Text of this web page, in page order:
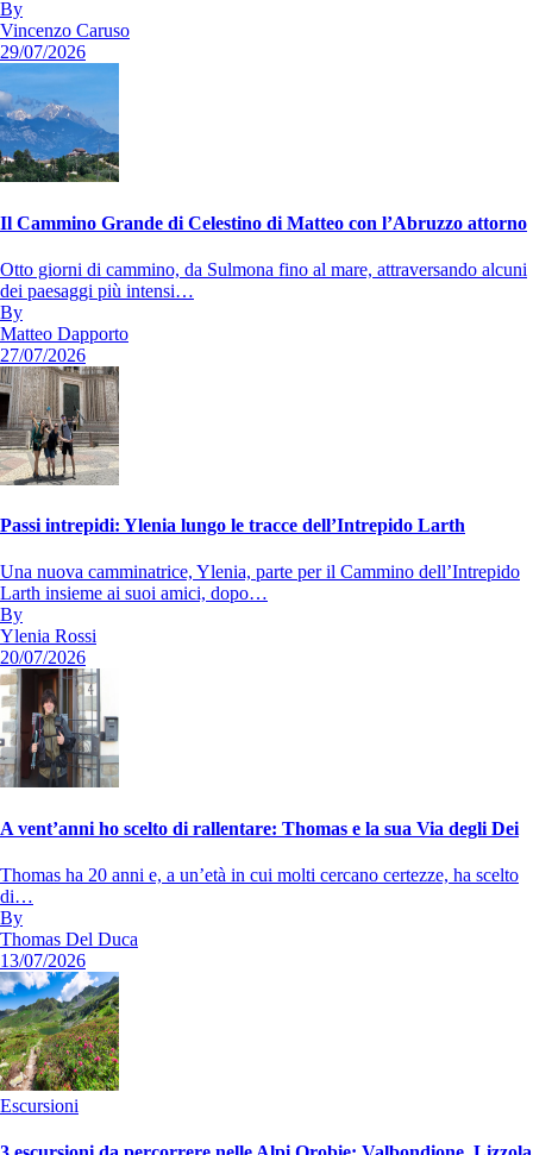
By
Vincenzo Caruso
29/07/2026
Il Cammino Grande di Celestino di Matteo con l’Abruzzo attorno
Otto giorni di cammino, da Sulmona fino al mare, attraversando alcuni
dei paesaggi più intensi…
By
Matteo Dapporto
27/07/2026
Passi intrepidi: Ylenia lungo le tracce dell’Intrepido Larth
Una nuova camminatrice, Ylenia, parte per il Cammino dell’Intrepido
Larth insieme ai suoi amici, dopo…
By
Ylenia Rossi
20/07/2026
A vent’anni ho scelto di rallentare: Thomas e la sua Via degli Dei
Thomas ha 20 anni e, a un’età in cui molti cercano certezze, ha scelto
di…
By
Thomas Del Duca
13/07/2026
Escursioni